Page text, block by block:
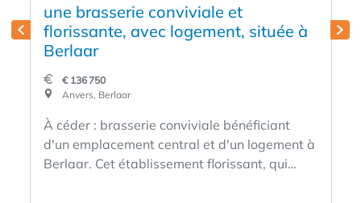
une brasserie conviviale et
florissante, avec logement, située à
Berlaar
€ 136 750
Anvers, Berlaar
À céder : brasserie conviviale bénéficiant
d'un emplacement central et d'un logement à
Berlaar. Cet établissement florissant, qui